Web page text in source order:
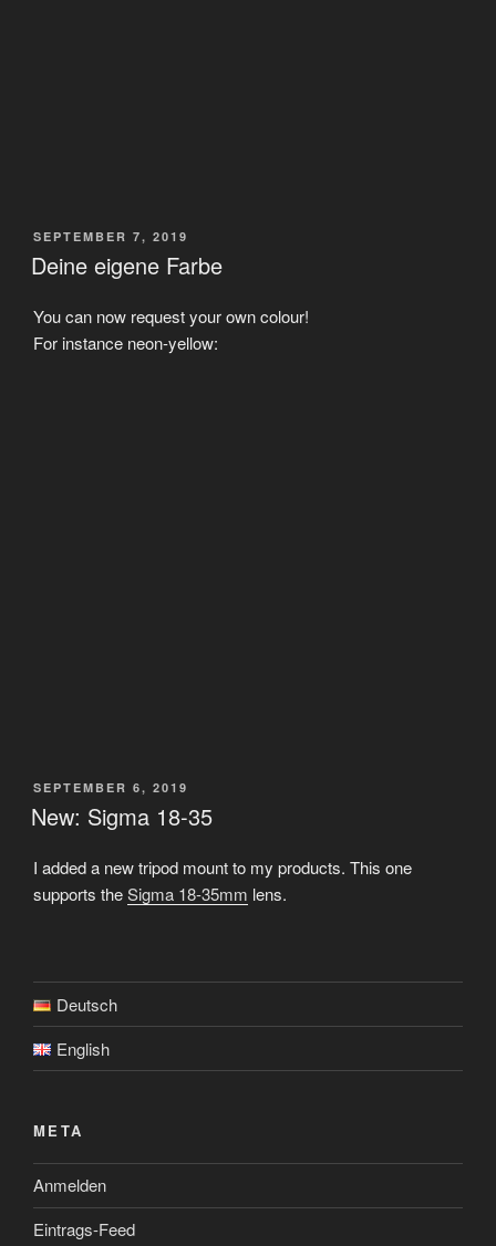
VERÖFFENTLICHT
AM
SEPTEMBER 7, 2019
Deine eigene Farbe
You can now request your own colour!
For instance neon-yellow:
VERÖFFENTLICHT
AM
SEPTEMBER 6, 2019
New: Sigma 18-35
I added a new tripod mount to my products. This one
supports theSigma 18-35mm lens.
Deutsch
English
META
Anmelden
Eintrags-Feed